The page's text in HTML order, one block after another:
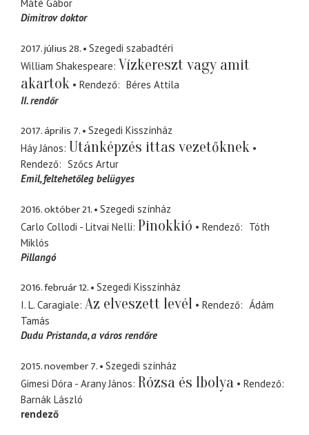
Máté Gábor
Dimitrov doktor
2017. július 28.
Szegedi szabadtéri
William Shakespeare Vízkereszt vagy amit
akartok
Rendező
Béres Attila
II. rendőr
2017. április 7.
Szegedi Kisszínház
Háy János Utánképzés ittas vezetőknek
Rendező
Szőcs Artur
Emil feltehetőleg belügyes
2016. október 21.
Szegedi színház
Carlo Collodi - Litvai Nelli Pinokkió Rendező
Tóth
Miklós
Pillangó
2016. február 12.
Szegedi Kisszínház
I. L. Caragiale Az elveszett levél Rendező
Ádám
Tamás
Dudu Pristanda a város rendőre
2015. november 7.
Szegedi színház
Gimesi Dóra - Arany János Rózsa és Ibolya
Rendező
Barnák László
rendező